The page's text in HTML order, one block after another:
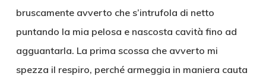
bruscamente avverto che s’intrufola di netto
puntando la mia pelosa e nascosta cavità fino ad
agguantarla. La prima scossa che avverto mi
spezza il respiro, perché armeggia in maniera cauta